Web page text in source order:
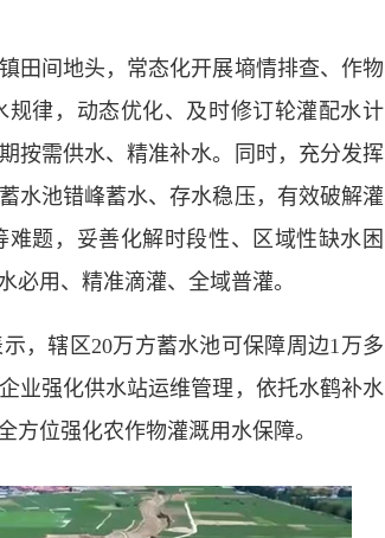
间地头，常态化开展墒情排查、作物
律，动态优化、及时修订轮灌配水计
按需供水、精准补水。同时，充分发挥
水池错峰蓄水、存水稳压，有效破解灌
题，妥善化解时段性、区域性缺水困
用、精准滴灌、全域普灌。
辖区20万方蓄水池可保障周边1万多
业强化供水站运维管理，依托水鹤补水
位强化农作物灌溉用水保障。